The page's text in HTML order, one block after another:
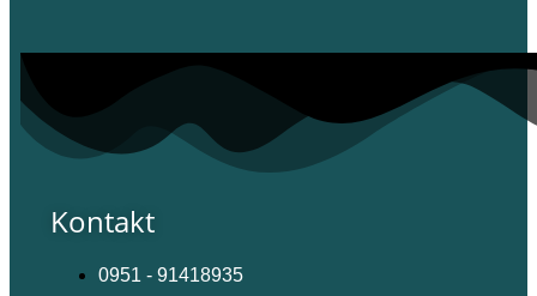
Kontakt
0951 - 91418935